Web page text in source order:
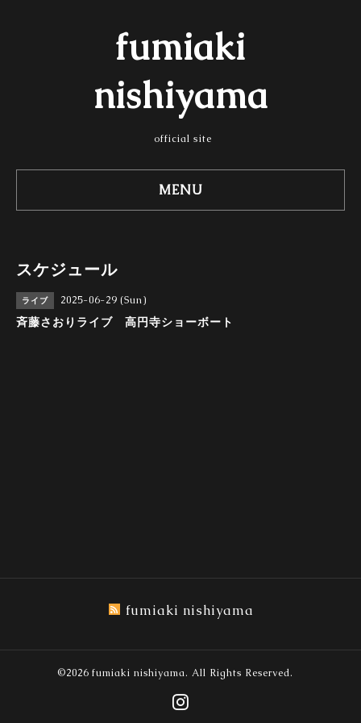
fumiaki
nishiyama
official site
MENU
スケジュール
ライブ 2025-06-29 (Sun)
斉藤さおりライブ 高円寺ショーボート
fumiaki nishiyama
©2026 fumiaki nishiyama. All Rights Reserved.